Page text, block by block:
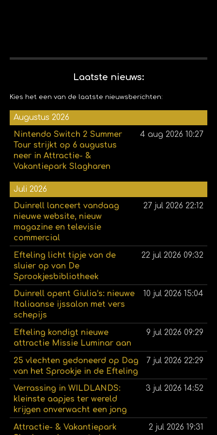
Laatste nieuws:
Kies het een van de laatste nieuwsberichten:
Augustus 2026
Nintendo Switch 2 Summer
Tour strijkt op 6 augustus
neer in Attractie- &
Vakantiepark Slagharen
4 aug 2026 10:27
Juli 2026
Duinrell lanceert vandaag
nieuwe website, nieuw
magazine en televisie
commercial
27 jul 2026 22:12
Efteling licht tipje van de
sluier op van De
Sprookjesbibliotheek
22 jul 2026 09:32
Duinrell opent Giulia’s: nieuwe
Italiaanse ijssalon met vers
schepijs
10 jul 2026 15:04
Efteling kondigt nieuwe
attractie Missie Luminar aan
9 jul 2026 09:29
25 vlechten gedoneerd op Dag
van het Sprookje in de Efteling
7 jul 2026 22:29
Verrassing in WILDLANDS:
kleinste aapjes ter wereld
krijgen onverwacht een jong
3 jul 2026 14:52
Attractie- & Vakantiepark
2 jul 2026 19:31